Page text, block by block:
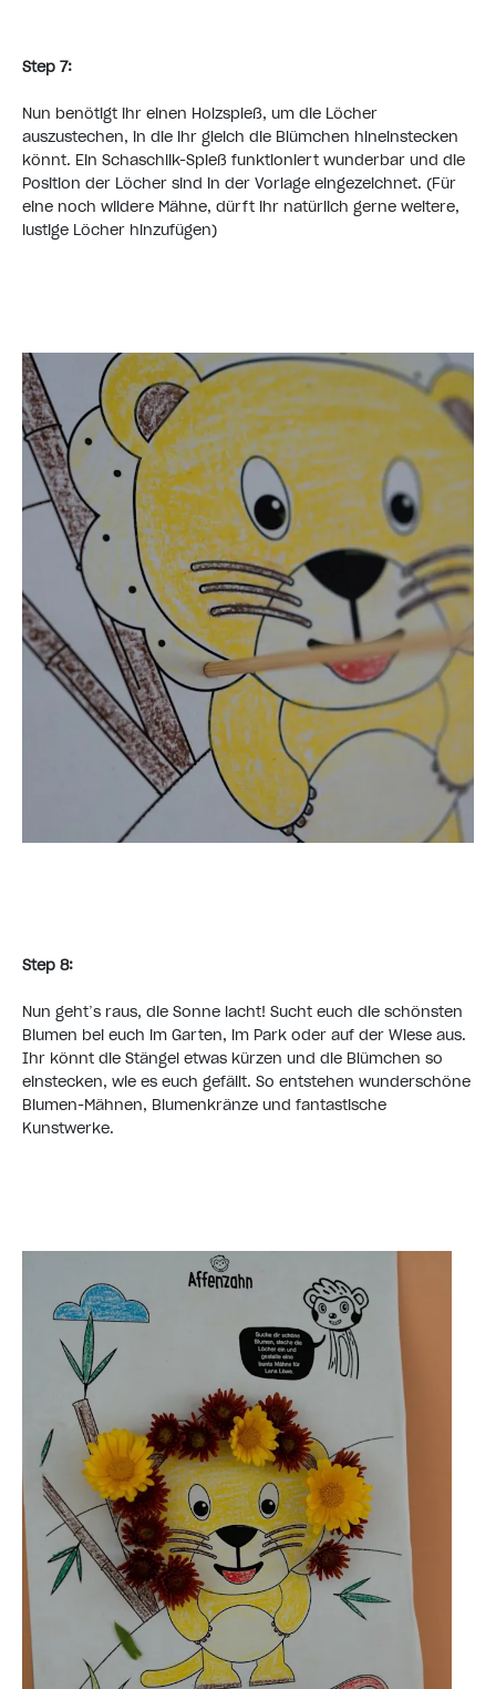
Step 7:
Nun benötigt ihr einen Holzspieß, um die Löcher
auszustechen, in die ihr gleich die Blümchen hineinstecken
könnt. Ein Schaschlik-Spieß funktioniert wunderbar und die
Position der Löcher sind in der Vorlage eingezeichnet. (Für
eine noch wildere Mähne, dürft ihr natürlich gerne weitere,
lustige Löcher hinzufügen)
Step 8:
Nun geht’s raus, die Sonne lacht! Sucht euch die schönsten
Blumen bei euch im Garten, im Park oder auf der Wiese aus.
Ihr könnt die Stängel etwas kürzen und die Blümchen so
einstecken, wie es euch gefällt. So entstehen wunderschöne
Blumen-Mähnen, Blumenkränze und fantastische
Kunstwerke.